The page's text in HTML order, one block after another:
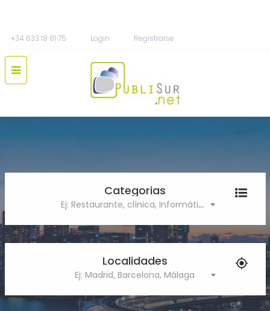
+34 633 18 81 75 Login Registrarse
Categorias
Ej: Restaurante, clínica, Informática
Localidades
Ej: Madrid, Barcelona, Málaga